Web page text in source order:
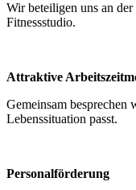
Wir beteiligen uns an
Fitnessstudio.
Attraktive
Gemeinsam besprechen
Lebenssituation passt.
Personalförderung